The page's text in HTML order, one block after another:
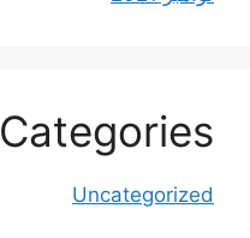
Categories
Uncategorized